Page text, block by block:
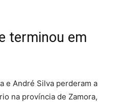
terminou em
e André Silva perderam a
na província de Zamora,